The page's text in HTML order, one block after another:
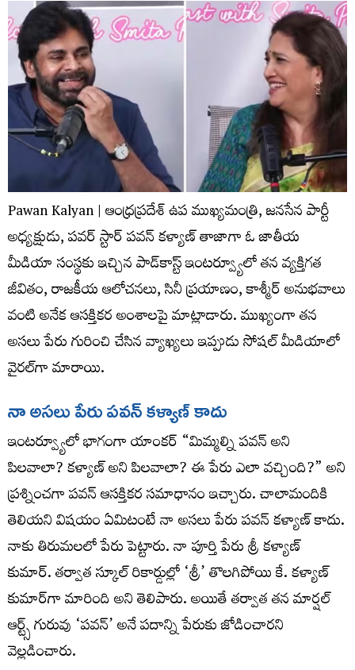
Pawan Kalyan | ఆంధ్రప్రదేశ్ ఉప ముఖ్యమంత్రి, జనసేన పార్టీ
అధ్యక్షుడు, పవర్ స్టార్ పవన్ కళ్యాణ్ తాజాగా ఓ జాతీయ
మీడియా సంస్థకు ఇచ్చిన పాడ్‌కాస్ట్ ఇంటర్వ్యూలో తన వ్యక్తిగత
జీవితం, రాజకీయ ఆలోచనలు, సినీ ప్రయాణం, కాశ్మీర్ అనుభవాలు
వంటి అనేక ఆసక్తికర అంశాలపై మాట్లాడారు. ముఖ్యంగా తన
అసలు పేరు గురించి చేసిన వ్యాఖ్యలు ఇప్పుడు సోషల్ మీడియాలో
వైరల్‌గా మారాయి.
నా అసలు పేరు పవన్ కళ్యాణ్ కాదు
ఇంటర్వ్యూలో భాగంగా యాంకర్ “మిమ్మల్ని పవన్ అని
పిలవాలా? కళ్యాణ్ అని పిలవాలా? ఈ పేరు ఎలా వచ్చింది?” అని
ప్రశ్నించగా పవన్ ఆసక్తికర సమాధానం ఇచ్చారు. చాలామందికి
తెలియని విషయం ఏమిటంటే నా అసలు పేరు పవన్ కళ్యాణ్ కాదు.
నాకు తిరుమలలో పేరు పెట్టారు. నా పూర్తి పేరు శ్రీ కళ్యాణ్
కుమార్. తర్వాత స్కూల్ రికార్డుల్లో ‘శ్రీ’ తొలగిపోయి కే. కళ్యాణ్
కుమార్‌గా మారింది అని తెలిపారు. అయితే తర్వాత తన మార్షల్
ఆర్ట్స్ గురువు ‘పవన్’ అనే పదాన్ని పేరుకు జోడించారని
వెల్లడించారు.